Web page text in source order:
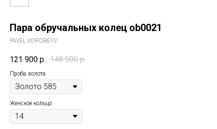
Пара обручальных колец ob0021
PAVEL VOROBEYV
121 900 р. 148 500 р.
Проба золота
Женское кольцо